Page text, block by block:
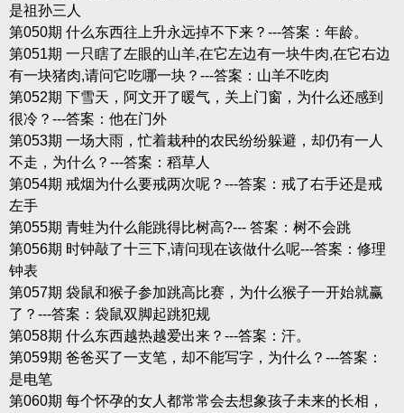
是祖孙三人
第050期 什么东西往上升永远掉不下来？---答案：年龄。
第051期 一只瞎了左眼的山羊,在它左边有一块牛肉,在它右边
有一块猪肉,请问它吃哪一块？---答案：山羊不吃肉
第052期 下雪天，阿文开了暖气，关上门窗，为什么还感到
很冷？---答案：他在门外
第053期 一场大雨，忙着栽种的农民纷纷躲避，却仍有一人
不走，为什么？---答案：稻草人
第054期 戒烟为什么要戒两次呢？---答案：戒了右手还是戒
左手
第055期 青蛙为什么能跳得比树高?--- 答案：树不会跳
第056期 时钟敲了十三下,请问现在该做什么呢---答案：修理
钟表
第057期 袋鼠和猴子参加跳高比赛，为什么猴子一开始就赢
了？---答案：袋鼠双脚起跳犯规
第058期 什么东西越热越爱出来？---答案：汗。
第059期 爸爸买了一支笔，却不能写字，为什么？---答案：
是电笔
第060期 每个怀孕的女人都常常会去想象孩子未来的长相，